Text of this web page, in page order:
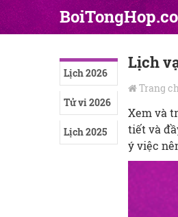
Lịch 2026
Tử vi 2026
Lịch 2025
Lịch
Trang
Xem và
tiết và
ý việc